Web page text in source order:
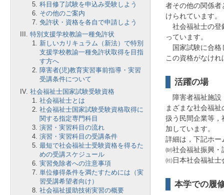
者その他の関係者
けられています。
社会福祉士の登
っています。
国家試験に合格
この資格がなけ
活躍の場
障害者福祉施設
まざまな社会福
扱う民間企業等，
加しています。
詳細は，下記ホー
㈶社会福祉振興
㈳日本社会福祉
本学での履
科目修了試験を申込み受験しよう
その他のご案内
免許状・資格を各自で申請しよう
特別支援学校教諭一種免許状
新しいカリキュラム（新法）で特別
支援学校教諭一種免許状取得を目指
す方へ
障害者(児)教育実習事前指導・実習
受講条件について
社会福祉士国家試験受験資格
社会福祉士とは
社会福祉士国家試験受験資格取得に
関する指定専門科目
演習・実習科目の流れ
演習・実習科目の受講条件
最短で社会福祉士受験資格を得るた
めの受講スケジュール
実習免除者への注意事項
単位修得条件を満たすためには（実
習受講希望者向け）
社会福祉援助技術実習の概要